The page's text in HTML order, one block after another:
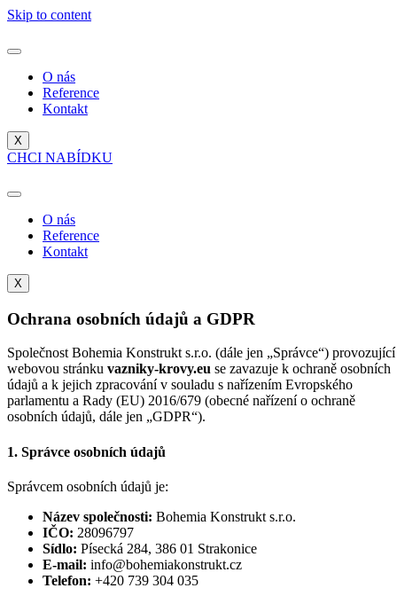
Skip to content
O nás
Reference
Kontakt
X
CHCI NABÍDKU
O nás
Reference
Kontakt
X
Ochrana osobních údajů a GDPR
Společnost Bohemia Konstrukt s.r.o. (dále jen „Správce“) provozující
webovou stránku vazniky-krovy.eu se zavazuje k ochraně osobních
údajů a k jejich zpracování v souladu s nařízením Evropského
parlamentu a Rady (EU) 2016/679 (obecné nařízení o ochraně
osobních údajů, dále jen „GDPR“).
1. Správce osobních údajů
Správcem osobních údajů je:
Název společnosti: Bohemia Konstrukt s.r.o.
IČO: 28096797
Sídlo: Písecká 284, 386 01 Strakonice
E-mail: info@bohemiakonstrukt.cz
Telefon: +420 739 304 035